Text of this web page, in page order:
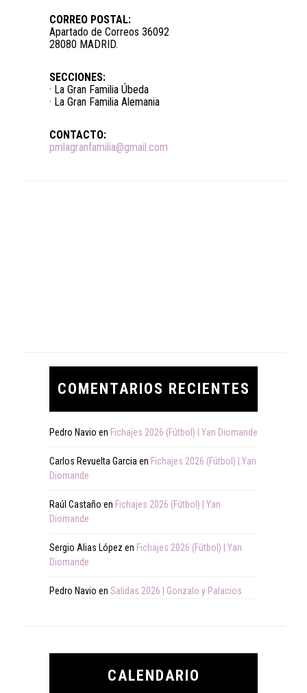
CORREO POSTAL:
Apartado de Correos 36092
28080 MADRID.
SECCIONES:
· La Gran Familia Úbeda
· La Gran Familia Alemania
CONTACTO:
pmlagranfamilia@gmail.com
COMENTARIOS RECIENTES
Pedro Navio en Fichajes 2026 (Fútbol) | Yan Diomande
Carlos Revuelta Garcia en Fichajes 2026 (Fútbol) | Yan
Diomande
Raúl Castaño en Fichajes 2026 (Fútbol) | Yan
Diomande
Sergio Alias López en Fichajes 2026 (Fútbol) | Yan
Diomande
Pedro Navio en Salidas 2026 | Gonzalo y Palacios
CALENDARIO